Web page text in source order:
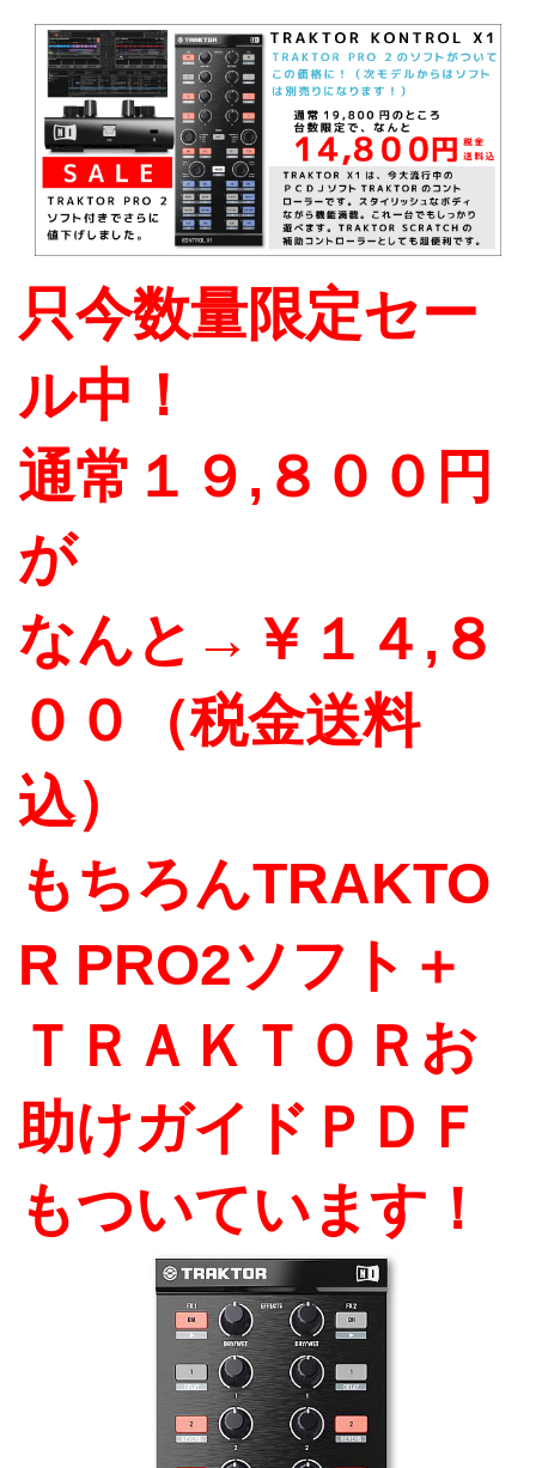
只今数量限定セー
ル中！
通常１９,８００円
が
なんと→￥１４,８
００（税金送料
込）
もちろんTRAKTO
R PRO2ソフト＋
ＴＲＡＫＴＯＲお
助けガイドＰＤＦ
もついています！